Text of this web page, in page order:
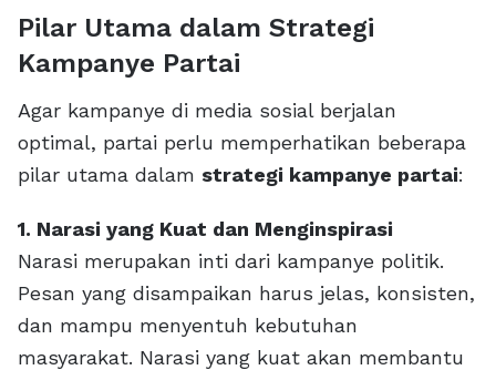
Pilar Utama dalam Strategi
Kampanye Partai
Agar kampanye di media sosial berjalan
optimal, partai perlu memperhatikan beberapa
pilar utama dalam strategi kampanye partai:
1. Narasi yang Kuat dan Menginspirasi
Narasi merupakan inti dari kampanye politik.
Pesan yang disampaikan harus jelas, konsisten,
dan mampu menyentuh kebutuhan
masyarakat. Narasi yang kuat akan membantu